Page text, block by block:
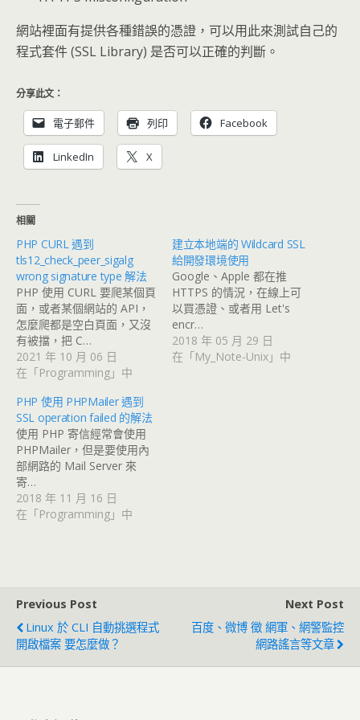
網站裡面有提供各種錯誤的憑證，可以用此來測試自己的
程式套件 (SSL Library) 是否可以正確的判斷。
分享此文：
電子郵件 列印 Facebook
LinkedIn X
相關
PHP CURL 遇到
tls12_check_peer_sigalg
wrong signature type 解法
PHP 使用 CURL 要爬某個頁
面，或者某個網站的 API，
怎麼爬都是空白頁面，又沒
有被擋，把 C…
2021 年 10 月 06 日
在「Programming」中
建立本地端的 Wildcard SSL
給開發環境使用
Google、Apple 都在推
HTTPS 的情況，在線上可
以買憑證、或者用 Let's
encr…
2018 年 05 月 29 日
在「My_Note-Unix」中
PHP 使用 PHPMailer 遇到
SSL operation failed 的解法
使用 PHP 寄信經常會使用
PHPMailer，但是要使用內
部網路的 Mail Server 來
寄…
2018 年 11 月 16 日
在「Programming」中
Previous Post
Linux 於 CLI 自動挑選程式
開啟檔案 要怎麼做？
Next Post
百度、微博 徵 網軍、網警監控
網路謠言等文章